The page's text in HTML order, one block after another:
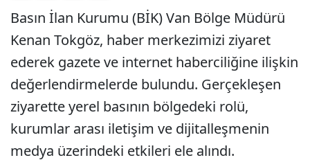
Basın İlan Kurumu (BİK) Van Bölge Müdürü
Kenan Tokgöz, haber merkezimizi ziyaret
ederek gazete ve internet haberciliğine ilişkin
değerlendirmelerde bulundu. Gerçekleşen
ziyarette yerel basının bölgedeki rolü,
kurumlar arası iletişim ve dijitalleşmenin
medya üzerindeki etkileri ele alındı.